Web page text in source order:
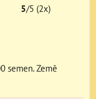
5/5 (2x)
semen. Země